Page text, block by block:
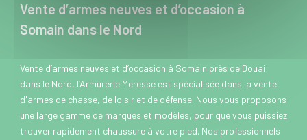
Vente d’armes neuves et d’occasion à
Somain dans le Nord
Vente d’armes neuves et d’occasion à Somain près de Douai
dans le Nord, l’Armurerie Meresse est spécialisée dans la vente
d'armes de chasse, de loisir et de défense. Nous vous proposons
une large gamme de marques et modèles, pour que vous puissiez
trouver rapidement chaussure à votre pied. Nos professionnels